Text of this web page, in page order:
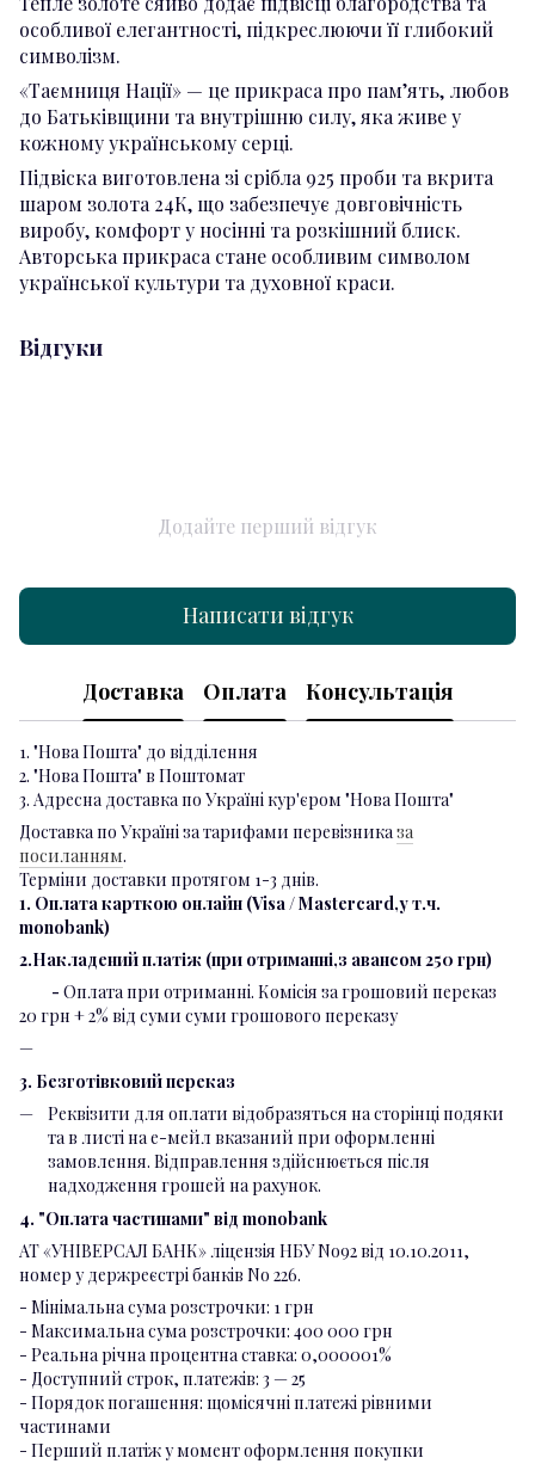
особливої елегантності, підкреслюючи її глибокий
символізм.
«Таємниця Нації» — це прикраса про пам’ять, любов
до Батьківщини та внутрішню силу, яка живе у
кожному українському серці.
Підвіска виготовлена зі срібла 925 проби та вкрита
шаром золота 24К, що забезпечує довговічність
виробу, комфорт у носінні та розкішний блиск.
Авторська прикраса стане особливим символом
української культури та духовної краси.
Відгуки
Додайте перший відгук
Написати відгук
Доставка Оплата Консультація
1. "Нова Пошта" до відділення
2. "Нова Пошта" в Поштомат
3. Адресна доставка по Україні кур'єром "Нова Пошта"
Доставка по Україні за тарифами перевізника за
посиланням.
Терміни доставки протягом 1-3 днів.
1. Оплата карткою онлайн (Visa / Mastercard,у т.ч.
monobank)
2.Накладений платіж (при отриманні,з авансом 250 грн)
- Оплата при отриманні. Комісія за грошовий переказ
20 грн + 2% від суми суми грошового переказу
3. Безготівковий переказ
Реквізити для оплати відобразяться на сторінці подяки
та в листі на е-мейл вказаний при оформленні
замовлення. Відправлення здійснюється після
надходження грошей на рахунок.
4. "Оплата частинами" від monobank
АТ «УНІВЕРСАЛ БАНК» ліцензія НБУ No92 від 10.10.2011,
номер у держреєстрі банків No 226.
- Мінімальна сума розстрочки: 1 грн
- Максимальна сума розстрочки: 400 000 грн
- Реальна річна процентна ставка: 0,000001%
- Доступний строк, платежів: 3 — 25
- Порядок погашення: щомісячні платежі рівними
частинами
- Перший платіж у момент оформлення покупки